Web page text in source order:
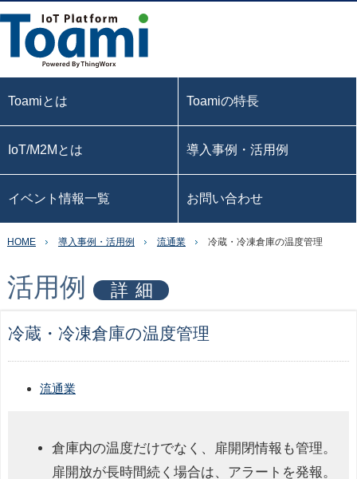
Toamiとは Toamiの特長
IoT/M2Mとは 導入事例・活用例
イベント情報一覧 お問い合わせ
HOME 導入事例・活用例 流通業 冷蔵・冷凍倉庫の温度管理
活用例 詳細
冷蔵・冷凍倉庫の温度管理
流通業
倉庫内の温度だけでなく、扉開閉情報も管理。
扉開放が長時間続く場合は、アラートを発報。